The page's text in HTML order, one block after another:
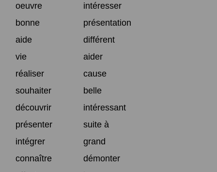
oeuvre
intéresser
bonne
présentation
aide
différent
vie
aider
réaliser
cause
souhaiter
belle
découvrir
intéressant
présenter
suite à
intégrer
grand
connaître
démonter